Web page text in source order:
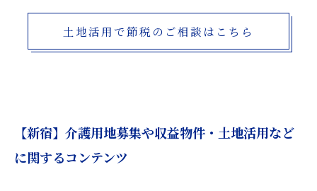
土地活用で節税のご相談はこちら
【新宿】介護用地募集や収益物件・土地活用など
に関するコンテンツ